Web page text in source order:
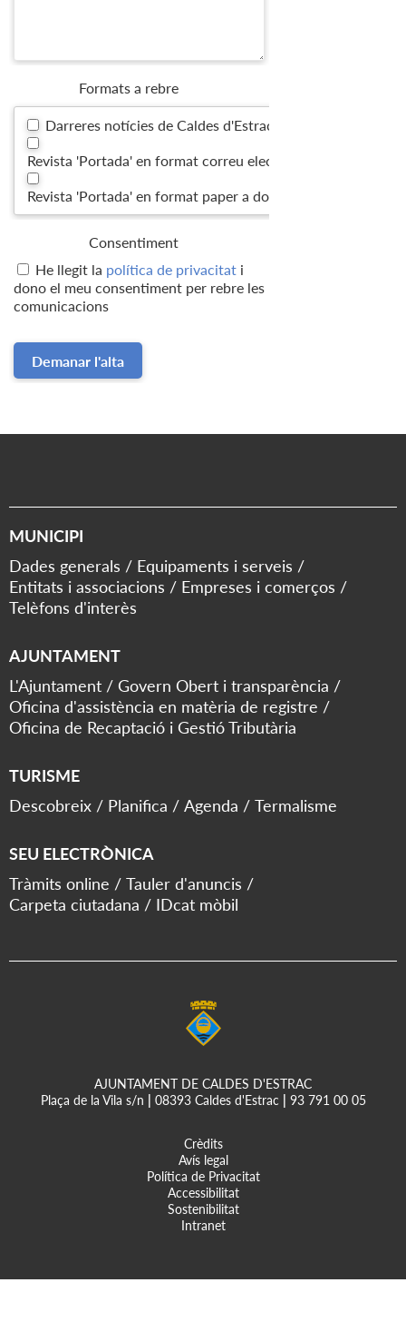
Formats a rebre
Darreres notícies de Caldes d'Estrac
Revista 'Portada' en format correu electrònic
Revista 'Portada' en format paper a domicili
Consentiment
He llegit la política de privacitat i
dono el meu consentiment per rebre les
comunicacions
MUNICIPI
Dades generals
Equipaments i serveis
Entitats i associacions
Empreses i comerços
Telèfons d'interès
AJUNTAMENT
L'Ajuntament
Govern Obert i transparència
Oficina d'assistència en matèria de registre
Oficina de Recaptació i Gestió Tributària
TURISME
Descobreix
Planifica Agenda Termalisme
SEU ELECTRÒNICA
Tràmits online
Tauler d'anuncis
Carpeta ciutadana
IDcat mòbil
AJUNTAMENT DE CALDES D'ESTRAC
Plaça de la Vila s/n
08393 Caldes d'Estrac 93 791 00 05
Crèdits
Avís legal
Política de Privacitat
Accessibilitat
Sostenibilitat
Intranet